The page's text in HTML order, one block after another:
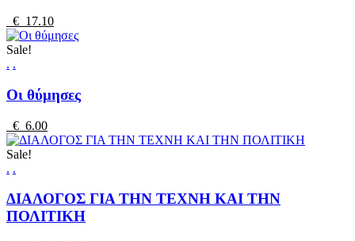
€ 17.10
Sale!
. .
Οι θύμησες
€ 6.00
Sale!
. .
ΔΙΑΛΟΓΟΣ ΓΙΑ ΤΗΝ ΤΕΧΝΗ ΚΑΙ ΤΗΝ
ΠΟΛΙΤΙΚΗ